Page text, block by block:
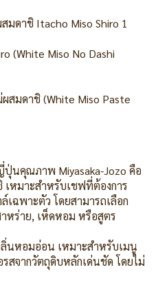
มดาชิ Itacho Miso Shiro 1
(White Miso No Dashi
สมดาชิ (White Miso Paste
นคุณภาพ Miyasaka-Jozo คือ
หมาะสำหรับเชฟที่ต้องการ
ฉพาะตัว โดยสามารถเลือก
หร่าย, เห็ดหอม หรือสูตร
นหอมอ่อน เหมาะสำหรับเมนู
สจากวัตถุดิบหลักเด่นชัด โดยไม่